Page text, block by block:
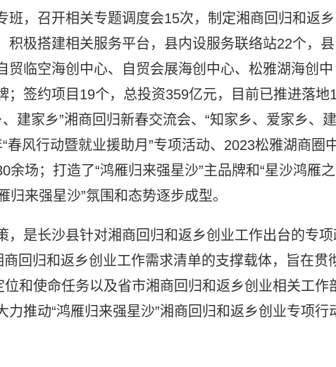
班，召开相关专题调度会15次，制定湘商回归和返乡
积极搭建相关服务平台，县内设服务联络站22个，县
贸临空海创中心、自贸会展海创中心、松雅湖海创中
；签约项目19个，总投资359亿元，目前已推进落地
建家乡”湘商回归新春交流会、“知家乡、爱家乡、建
春风行动暨就业援助月”专项活动、2023松雅湖商圈
场；打造了“鸿雁归来强星沙”主品牌和“星沙鸿雁之
归来强星沙”氛围和态势逐步成型。
，是长沙县针对湘商回归和返乡创业工作出台的专项
回归和返乡创业工作需求清单的支撑载体，旨在贯
和使命任务以及省市湘商回归和返乡创业相关工作
推动“鸿雁归来强星沙”湘商回归和返乡创业专项行